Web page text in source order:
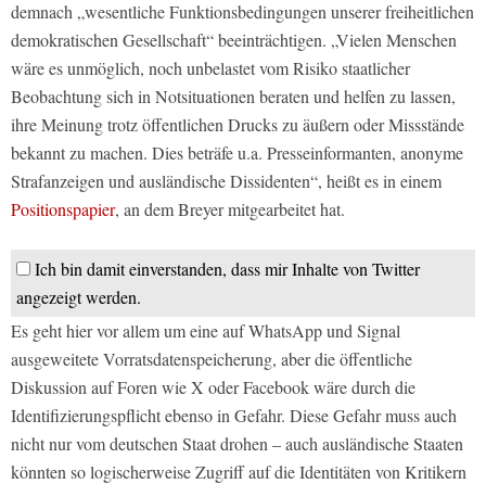
demnach „wesentliche Funktionsbedingungen unserer freiheitlichen
demokratischen Gesellschaft“ beeinträchtigen. „Vielen Menschen
wäre es unmöglich, noch unbelastet vom Risiko staatlicher
Beobachtung sich in Notsituationen beraten und helfen zu lassen,
ihre Meinung trotz öffentlichen Drucks zu äußern oder Missstände
bekannt zu machen. Dies beträfe u.a. Presseinformanten, anonyme
Strafanzeigen und ausländische Dissidenten“, heißt es in einem
Positionspapier, an dem Breyer mitgearbeitet hat.
Ich bin damit einverstanden, dass mir Inhalte von Twitter
angezeigt werden.
Es geht hier vor allem um eine auf WhatsApp und Signal
ausgeweitete Vorratsdatenspeicherung, aber die öffentliche
Diskussion auf Foren wie X oder Facebook wäre durch die
Identifizierungspflicht ebenso in Gefahr. Diese Gefahr muss auch
nicht nur vom deutschen Staat drohen – auch ausländische Staaten
könnten so logischerweise Zugriff auf die Identitäten von Kritikern